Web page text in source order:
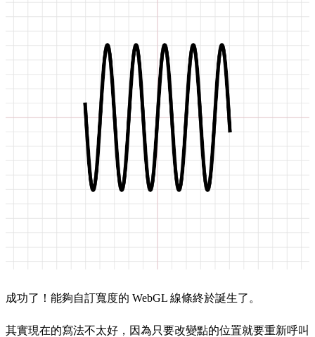
成功了！能夠自訂寬度的 WebGL 線條終於誕生了。
其實現在的寫法不太好，因為只要改變點的位置就要重新呼叫